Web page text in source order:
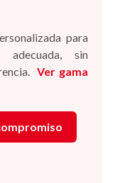
para
sin
Ver gama